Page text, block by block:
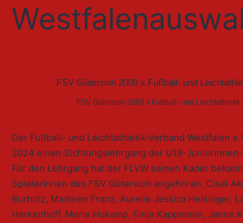
FSV Gütersloh 2009 x Fußball- und
Der Fußball- und Leichtathletik-Verband Westfalen
2024 einen Sichtungslehrgang der U19-
Für den Lehrgang hat der FLVW seinen Kader
Spielerinnen des FSV Gütersloh angehören. Cisel
Burholz, Madleen Franz, Aurelie Jessica Heisinger,
Herkenhoff, Merle Hokamp, Finja Kappmeier, Janne